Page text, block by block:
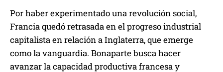
Por haber experimentado una revolución social,
Francia quedó retrasada en el progreso industrial
capitalista en relación a Inglaterra, que emerge
como la vanguardia. Bonaparte busca hacer
avanzar la capacidad productiva francesa y